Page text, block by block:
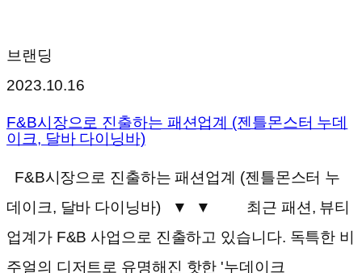
브랜딩
2023.10.16
F&B시장으로 진출하는 패션업계 (젠틀몬스터 누데
이크, 달바 다이닝바)
F&B시장으로 진출하는 패션업계 (젠틀몬스터 누
데이크, 달바 다이닝바) ▼ ▼ 최근 패션, 뷰티
업계가 F&B 사업으로 진출하고 있습니다. 독특한 비
주얼의 디저트로 유명해진 핫한 '누데이크